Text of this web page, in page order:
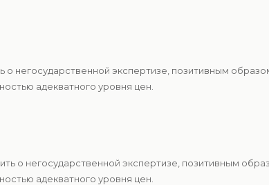
негосударственной экспертизе, позитивным
адекватного уровня цен.
о негосударственной экспертизе, позитивным
адекватного уровня цен.